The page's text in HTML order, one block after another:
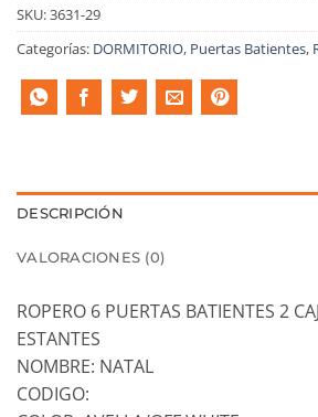
SKU:3631-29
Categorías: DORMITORIO, Puertas Batientes,
DESCRIPCIÓN
VALORACIONES (0)
ROPERO 6 PUERTAS BATIENTES 2
ESTANTES
NOMBRE: NATAL
CODIGO: